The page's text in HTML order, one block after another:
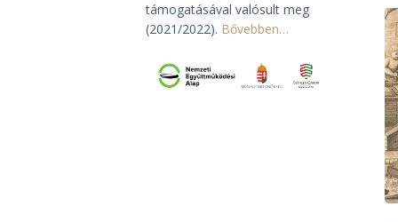
támogatásával valósult meg
(2021/2022). Bővebben…